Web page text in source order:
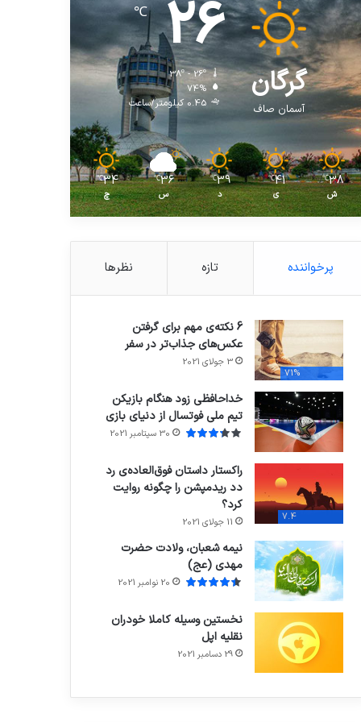
گرگان
آسمان صاف
26
℃
38º - 26º
74%
0.45 کیلومتر/ساعت
38
℃
ش
41
℃
ی
39
℃
د
36
℃
س
34
℃
چ
پرخواننده تازه نظرها
71%
6 نکته‌ی مهم برای گرفتن
عکس‌های جذاب‌تر در سفر
3 جولای 2021
خداحافظی زود هنگام بازیکن
تیم ملی فوتسال از دنیای بازی
30 سپتامبر 2021
7.4
راکستار داستان فوق‌العاده‌ی رد
دد ریدمپشن را چگونه روایت
کرد؟
11 جولای 2021
نیمه شعبان، ولادت حضرت
مهدی (عج)
20 نوامبر 2021
نخستین وسیله کاملا خودران
نقلیه اپل
29 دسامبر 2021